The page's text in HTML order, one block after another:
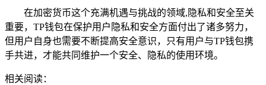
在加密货币这个充满机遇与挑战的领域,隐私和安全至关
重要，TP钱包在保护用户隐私和安全方面付出了诸多努力，
但用户自身也需要不断提高安全意识，只有用户与TP钱包携
手共进，才能共同维护一个安全、隐私的使用环境。
相关阅读：